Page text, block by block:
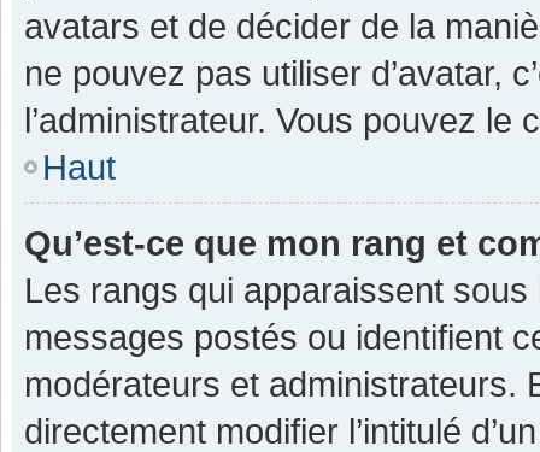
avatars et de décider de la
ne pouvez pas utiliser d’avatar,
l’administrateur. Vous pouvez
Haut
Qu’est-ce que mon rang et
Les rangs qui apparaissent
messages postés ou identifient
modérateurs et administrateurs.
directement modifier l’intitulé